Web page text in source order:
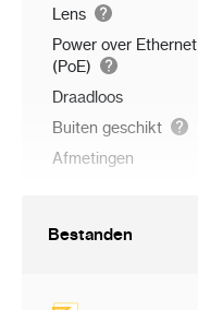
Lens
Power over Ethernet
(PoE)
Draadloos
Buiten geschikt
Afmetingen
Bestanden